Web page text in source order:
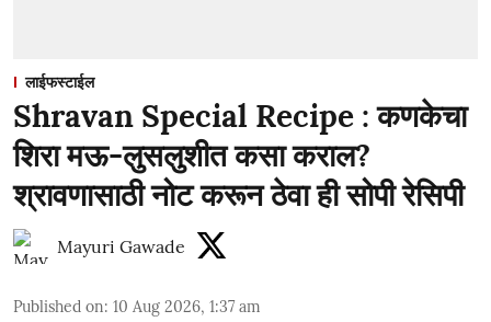
लाईफस्टाईल
Shravan Special Recipe : कणकेचा
शिरा मऊ-लुसलुशीत कसा कराल?
श्रावणासाठी नोट करून ठेवा ही सोपी रेसिपी
Mayuri Gawade
Published on: 10 Aug 2026, 1:37 am